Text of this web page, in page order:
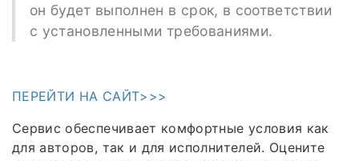
он будет выполнен в срок, в соответствии
с установленными требованиями.
ПЕРЕЙТИ НА САЙТ>>>
Сервис обеспечивает комфортные условия как
для авторов, так и для исполнителей. Оцените